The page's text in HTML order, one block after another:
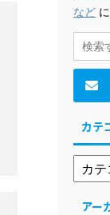
など に
カテ
アー